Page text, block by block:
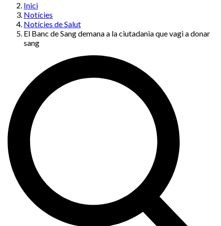
Inici
Notícies
Notícies de Salut
El Banc de Sang demana a la ciutadania que vagi a donar
sang